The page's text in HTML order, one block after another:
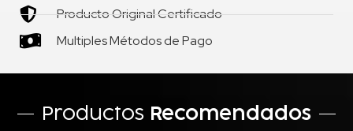
Producto Original Certificado
Multiples Métodos de Pago
Productos Recomendados